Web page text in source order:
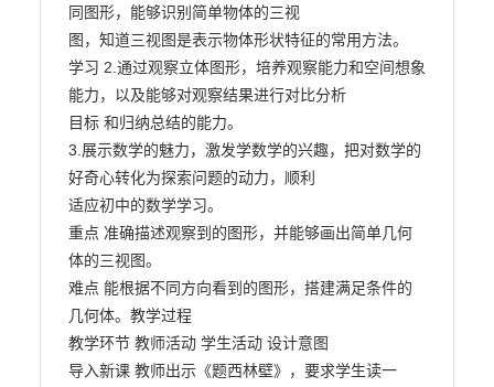
同图形，能够识别简单物体的三视
图，知道三视图是表示物体形状特征的常用方法。
学习 2.通过观察立体图形，培养观察能力和空间想象
能力，以及能够对观察结果进行对比分析
目标 和归纳总结的能力。
3.展示数学的魅力，激发学数学的兴趣，把对数学的
好奇心转化为探索问题的动力，顺利
适应初中的数学学习。
重点 准确描述观察到的图形，并能够画出简单几何
体的三视图。
难点 能根据不同方向看到的图形，搭建满足条件的
几何体。教学过程
教学环节 教师活动 学生活动 设计意图
导入新课 教师出示《题西林壁》，要求学生读一